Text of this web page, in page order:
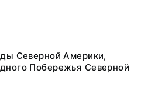
Северной Америки,
Побережья Северной